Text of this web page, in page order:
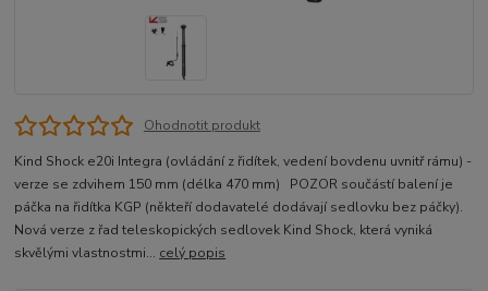
Ohodnotit produkt
Kind Shock e20i Integra (ovládání z řidítek, vedení bovdenu uvnitř rámu) -
verze se zdvihem 150 mm (délka 470 mm) POZOR součástí balení je
páčka na řidítka KGP (někteří dodavatelé dodávají sedlovku bez páčky).
Nová verze z řad teleskopických sedlovek Kind Shock, která vyniká
skvělými vlastnostmi... celý popis